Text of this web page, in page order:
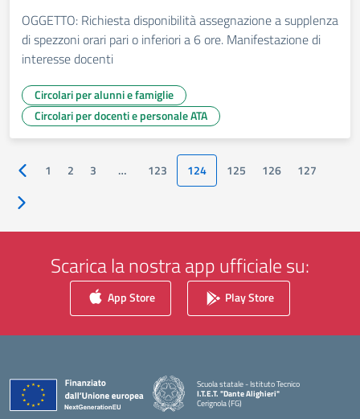
OGGETTO: Richiesta disponibilità assegnazione a supplenza
di spezzoni orari pari o inferiori a 6 ore. Manifestazione di
interesse docenti
Circolari per alunni e famiglie
Circolari per docenti e personale ATA
Pagina precedente
1 2 3 … 123 124 125 126 127
Pagina successiva
Scarica la nostra app ufficiale su:
App Store Play Store
Scuola statale - Istituto Tecnico
I.T.E.T. "Dante Alighieri"
Cerignola (FG)
— Visita la pagina iniziale della scuola